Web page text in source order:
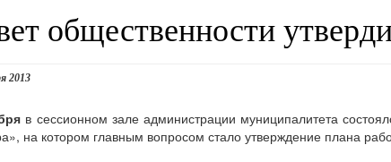
общественности
2013
в сессионном зале администрации муниципалитета
на котором главным вопросом стало утверждение плана